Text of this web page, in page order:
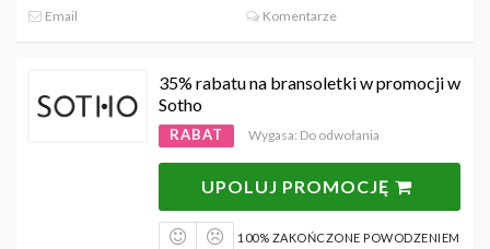
Email
Komentarze
35% rabatu na bransoletki w promocji w
Sotho
RABAT Wygasa: Do odwołania
UPOLUJ PROMOCJĘ
100% ZAKOŃCZONE POWODZENIEM